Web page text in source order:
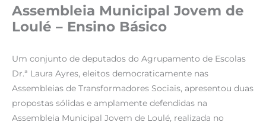
Assembleia Municipal Jovem de
Loulé – Ensino Básico
Um conjunto de deputados do Agrupamento de Escolas
Dr.ª Laura Ayres, eleitos democraticamente nas
Assembleias de Transformadores Sociais, apresentou duas
propostas sólidas e amplamente defendidas na
Assembleia Municipal Jovem de Loulé, realizada no